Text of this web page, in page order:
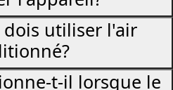
dois utiliser l'air
t-il lorsque le